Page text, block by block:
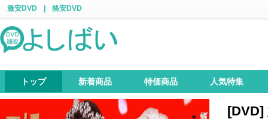
激安DVD 格安DVD
トップ 新着商品 特価商品 人気特集
[DVD]